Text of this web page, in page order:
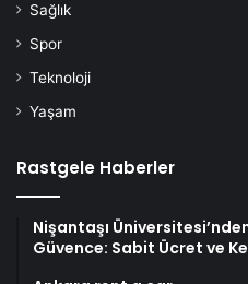
Sağlık
Spor
Teknoloji
Yaşam
Rastgele Haberler
Nişantaşı
Güvence: Sabit Ücret ve